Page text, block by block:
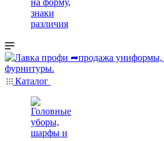
на форму,
знаки
различия
Каталог